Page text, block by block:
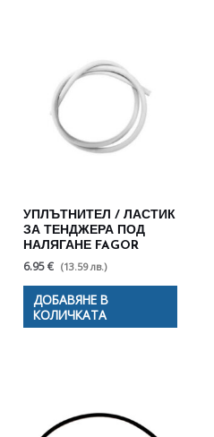
УПЛЪТНИТЕЛ / ЛАСТИК
ЗА ТЕНДЖЕРА ПОД
НАЛЯГАНЕ FAGOR
6.95 € (13.59 лв.)
ДОБАВЯНЕ В
КОЛИЧКАТА